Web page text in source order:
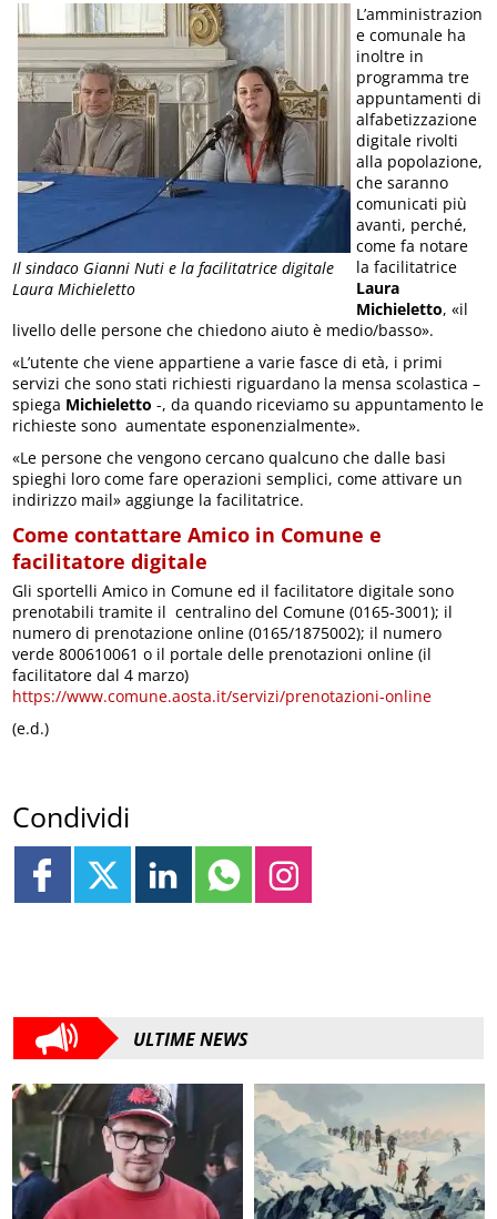
Il sindaco Gianni Nuti e la facilitatrice digitale
Laura Michieletto
L’amministrazion
e comunale ha
inoltre in
programma tre
appuntamenti di
alfabetizzazione
digitale rivolti
alla popolazione,
che saranno
comunicati più
avanti, perché,
come fa notare
la facilitatrice
Laura
Michieletto, «il
livello delle persone che chiedono aiuto è medio/basso».
«L’utente che viene appartiene a varie fasce di età, i primi
servizi che sono stati richiesti riguardano la mensa scolastica –
spiega Michieletto -, da quando riceviamo su appuntamento le
richieste sono aumentate esponenzialmente».
«Le persone che vengono cercano qualcuno che dalle basi
spieghi loro come fare operazioni semplici, come attivare un
indirizzo mail» aggiunge la facilitatrice.
Come contattare Amico in Comune e
facilitatore digitale
Gli sportelli Amico in Comune ed il facilitatore digitale sono
prenotabili tramite il centralino del Comune (0165-3001); il
numero di prenotazione online (0165/1875002); il numero
verde 800610061 o il portale delle prenotazioni online (il
facilitatore dal 4 marzo)
https://www.comune.aosta.it/servizi/prenotazioni-online
(e.d.)
Condividi
ULTIME NEWS